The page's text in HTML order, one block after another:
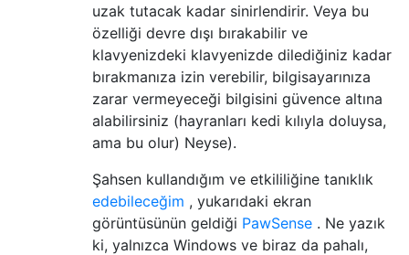
uzak tutacak kadar sinirlendirir. Veya bu
özelliği devre dışı bırakabilir ve
klavyenizdeki klavyenizde dilediğiniz kadar
bırakmanıza izin verebilir, bilgisayarınıza
zarar vermeyeceği bilgisini güvence altına
alabilirsiniz (hayranları kedi kılıyla doluysa,
ama bu olur) Neyse).
Şahsen kullandığım ve etkililiğine tanıklık
edebileceğim , yukarıdaki ekran
görüntüsünün geldiği PawSense . Ne yazık
ki, yalnızca Windows ve biraz da pahalı,